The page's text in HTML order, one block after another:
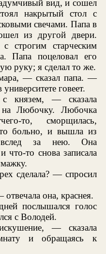
вид, и сошел
накрытый стол с
свечами. Папа в
из другой двери.
строгим старческим
Папа поцеловал его
руку; я сделал то же.
— сказал папа. —
говеет.
князем, — сказала
на Любочку. Любочка
то, сморщилась,
больно, и вышла из
за нею. Она
что-то снова записала
сделала? — спросил
она, краснея.
послышался голос
с Володей.
— сказала
и обращаясь к